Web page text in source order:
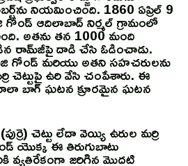
నియమించింది. 1860 ఏప్రిల్ 9
గోండ్ ఆదిలాబాద్ నిర్మల్ గ్రామంలో
అతను తన 1000 మంది
రామ్‌జీపై దాడి చేసి ఓడించాడు.
గోండ్ మరియు అతని సహచరులను
చెట్టుపై ఉరి వేసి చంపేశారు. ఈ
బాగ్ ఘటన క్రూరమైన ఘటన
చెట్టు లేదా వెయ్యి ఉరుల మర్రి
యొక్క ఈ తిరుగుబాటు
వ్యతిరేకంగా జరిగిన మొదటి